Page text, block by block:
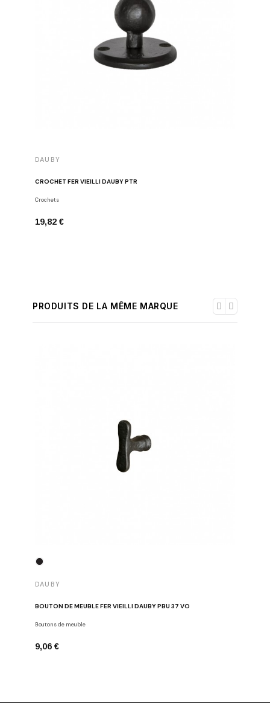
DAUBY
CROCHET FER VIEILLI DAUBY PTR
Crochets
19,82 €
PRODUITS DE LA MÊME MARQUE
DAUBY
BOUTON DE MEUBLE FER VIEILLI DAUBY PBU 37 VO
Boutons de meuble
9,06 €